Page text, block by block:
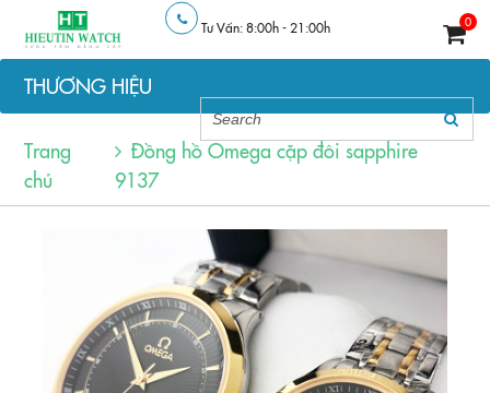
Tư Vấn: 8:00h - 21:00h 0
THƯƠNG HIỆU
Trang
chủ
Đồng hồ Omega cặp đôi sapphire
9137